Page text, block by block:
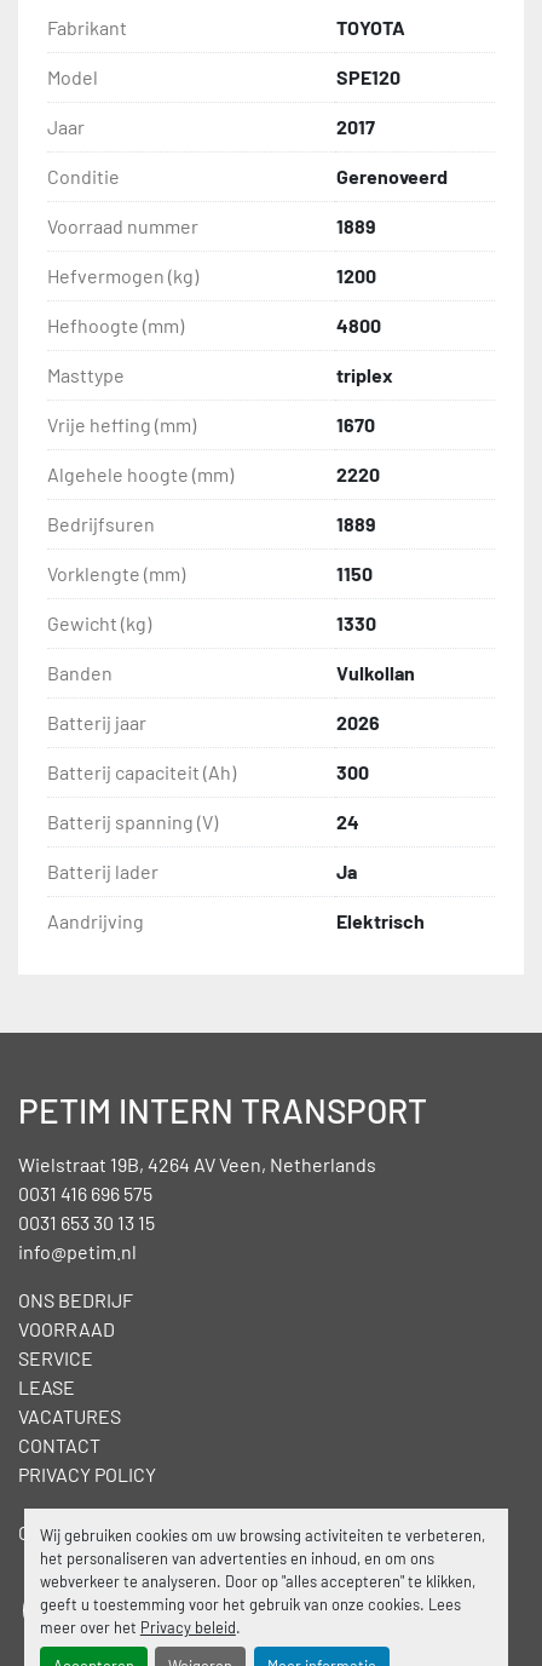
Wij gebruiken cookies om uw browsing activiteiten te verbeteren,
het personaliseren van advertenties en inhoud, en om ons
webverkeer te analyseren. Door op "alles accepteren" te klikken,
geeft u toestemming voor het gebruik van onze cookies. Lees
meer over het Privacy beleid.
Fabrikant TOYOTA
Model SPE120
Jaar 2017
Conditie Gerenoveerd
Voorraad nummer 1889
Hefvermogen (kg) 1200
Hefhoogte (mm) 4800
Masttype triplex
Vrije heffing (mm) 1670
Algehele hoogte (mm) 2220
Bedrijfsuren 1889
Vorklengte (mm) 1150
Gewicht (kg) 1330
Banden Vulkollan
Batterij jaar 2026
Batterij capaciteit (Ah) 300
Batterij spanning (V) 24
Batterij lader Ja
Aandrijving Elektrisch
PETIM INTERN TRANSPORT
Wielstraat 19B, 4264 AV Veen, Netherlands
0031 416 696 575
0031 653 30 13 15
info@petim.nl
ONS BEDRIJF
VOORRAAD
SERVICE
LEASE
VACATURES
CONTACT
PRIVACY POLICY
Cookies beheren
facebooklinkedin